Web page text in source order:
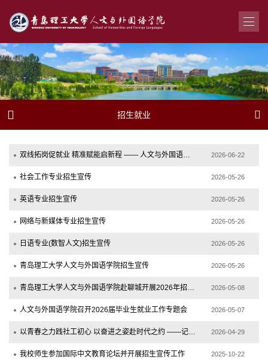
 招生就业 
双线拓岗促就业 精准赋能启新程 —— 人文与外国语学院集中开展毕业前访企拓岗专项行... 2026-06-22
社会工作专业招生宣传 2026-05-26
英语专业招生宣传 2026-05-26
网络与新媒体专业招生宣传 2026-05-26
日语专业(数智人文)招生宣传 2026-05-26
青岛理工大学人文与外国语学院招生宣传 2026-05-26
青岛理工大学人文与外国语学院赴聊城开展2026年招生宣传活动 2026-05-08
人文与外国语学院召开2026届毕业生就业工作专题会 2026-05-07
以青春之力践社工初心 以奋进之姿赴时代之约 ——记“林护杰出社会工作学生奖”获得者... 2026-04-29
我校师生参加国际中文教育论坛并开展招生宣传工作 2025-10-22